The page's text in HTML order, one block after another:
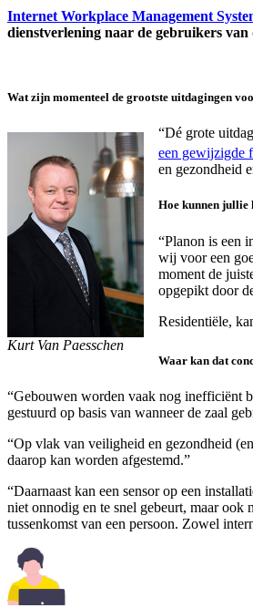
Internet Workplace Management
dienstverlening naar de gebruikers
Wat zijn momenteel de grootste uitdagingen
Kurt Van Paesschen
“Dé grote
een gewijzigde
en gezondheid
Hoe kunnen jullie
“Planon is een
wij voor een
moment de
opgepikt door
Residentiële,
Waar kan dat
“Gebouwen worden vaak nog inefficiënt
gestuurd op basis van wanneer de zaal
“Op vlak van veiligheid en gezondheid
daarop kan worden afgestemd.”
“Daarnaast kan een sensor op een
niet onnodig en te snel gebeurt, maar
tussenkomst van een persoon. Zowel